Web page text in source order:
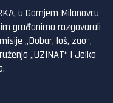
u Gornjem Milanovcu
građanima razgovarali
„Dobar, loš, zao“,
„UZINAT“ i Jelka